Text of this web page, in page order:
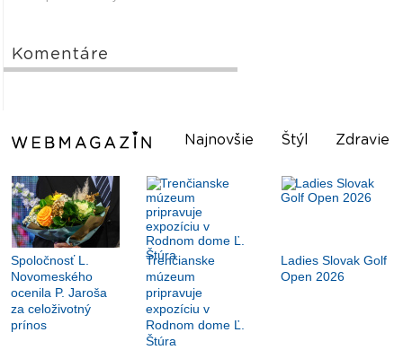
Komentáre
Najnovšie Štýl Zdravie
Spoločnosť L.
Novomeského
ocenila P. Jaroša
za celoživotný
prínos
Trenčianske
múzeum
pripravuje
expozíciu v
Rodnom dome Ľ.
Štúra
Ladies Slovak Golf
Open 2026